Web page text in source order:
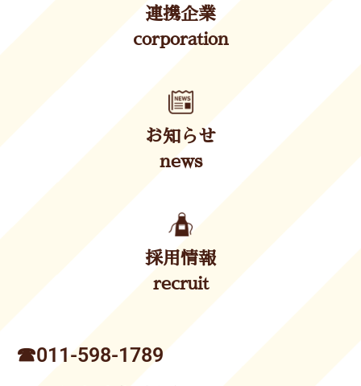
連携企業
corporation
お知らせ
news
採用情報
recruit
☎︎011-598-1789